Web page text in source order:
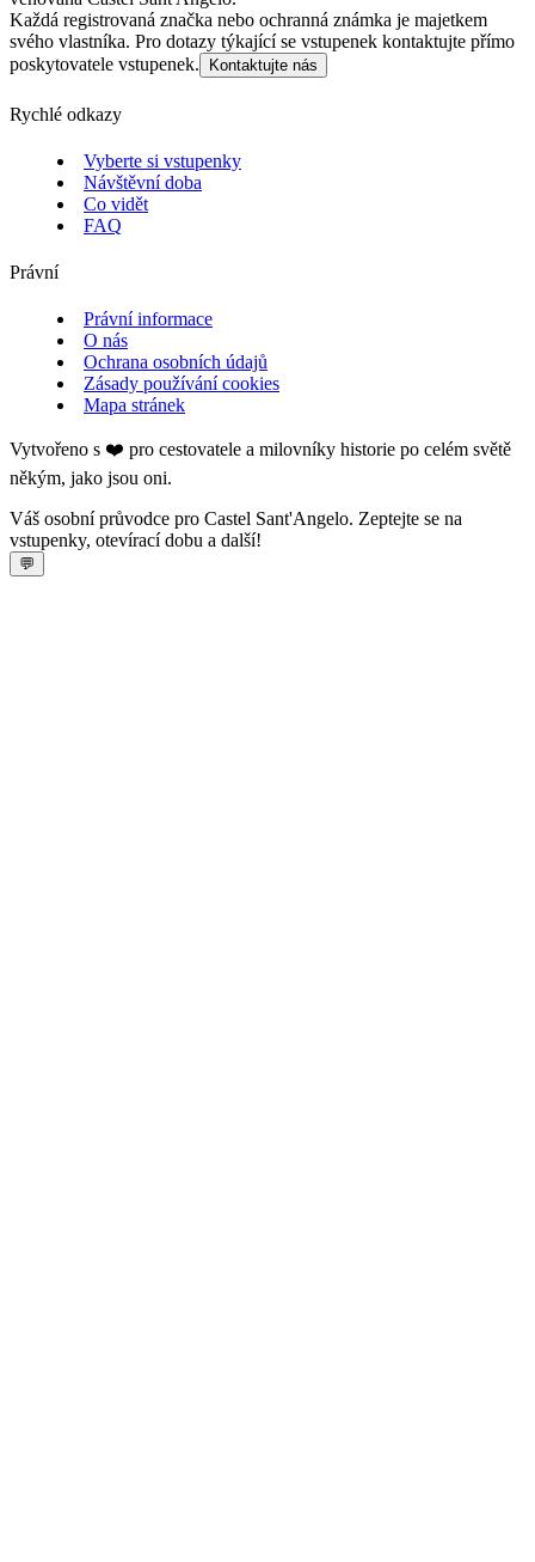
Každá registrovaná značka nebo ochranná známka je majetkem
svého vlastníka. Pro dotazy týkající se vstupenek kontaktujte přímo
poskytovatele vstupenek.
Kontaktujte nás
Rychlé odkazy
Vyberte si vstupenky
Návštěvní doba
Co vidět
FAQ
Právní
Právní informace
O nás
Ochrana osobních údajů
Zásady používání cookies
Mapa stránek
Vytvořeno s ❤️ pro cestovatele a milovníky historie po celém světě
někým, jako jsou oni.
Váš osobní průvodce pro Castel Sant'Angelo. Zeptejte se na
vstupenky, otevírací dobu a další!
💬